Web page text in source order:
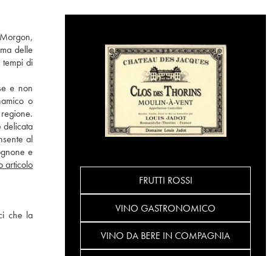
delle
di
e non
o
delicata
al
e
articolo
che la
FRUTTI ROSSI
VINO GASTRONOMICO
VINO DA BERE IN COMPAGNIA